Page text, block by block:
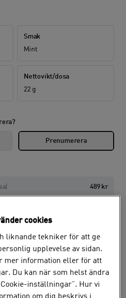
Smak
Mint
Nettovikt/dosa
22 g
Prenumerera
489 kr
) 2 323 kr
cookies
liknande tekniker för att ge
upplevelse av sidan.
mer information eller för att
Du kan när som helst ändra
inställningar”. Hur vi